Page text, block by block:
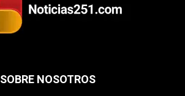
SOBRE NOSOTROS